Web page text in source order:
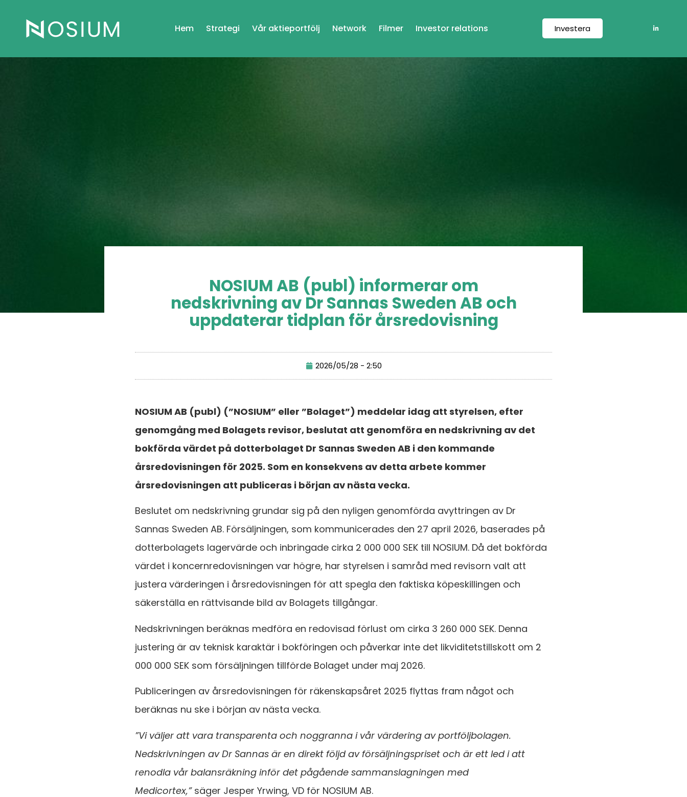
Hem Strategi Vår aktieportfölj Network Filmer Investor relations Investera
NOSIUM AB (publ) informerar om
nedskrivning av Dr Sannas Sweden AB och
uppdaterar tidplan för årsredovisning
2026/05/28 - 2:50
NOSIUM AB (publ) (”NOSIUM” eller ”Bolaget”) meddelar idag att styrelsen, efter
genomgång med Bolagets revisor, beslutat att genomföra en nedskrivning av det
bokförda värdet på dotterbolaget Dr Sannas Sweden AB i den kommande
årsredovisningen för 2025. Som en konsekvens av detta arbete kommer
årsredovisningen att publiceras i början av nästa vecka.
Beslutet om nedskrivning grundar sig på den nyligen genomförda avyttringen av Dr
Sannas Sweden AB. Försäljningen, som kommunicerades den 27 april 2026, baserades på
dotterbolagets lagervärde och inbringade cirka 2 000 000 SEK till NOSIUM. Då det bokförda
värdet i koncernredovisningen var högre, har styrelsen i samråd med revisorn valt att
justera värderingen i årsredovisningen för att spegla den faktiska köpeskillingen och
säkerställa en rättvisande bild av Bolagets tillgångar.
Nedskrivningen beräknas medföra en redovisad förlust om cirka 3 260 000 SEK. Denna
justering är av teknisk karaktär i bokföringen och påverkar inte det likviditetstillskott om 2
000 000 SEK som försäljningen tillförde Bolaget under maj 2026.
Publiceringen av årsredovisningen för räkenskapsåret 2025 flyttas fram något och
beräknas nu ske i början av nästa vecka.
”Vi väljer att vara transparenta och noggranna i vår värdering av portföljbolagen.
Nedskrivningen av Dr Sannas är en direkt följd av försäljningspriset och är ett led i att
renodla vår balansräkning inför det pågående sammanslagningen med
Medicortex,”säger Jesper Yrwing, VD för NOSIUM AB.